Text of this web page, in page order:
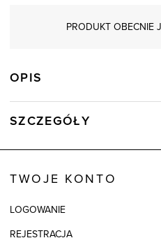
PRODUKT OBECNIE
OPIS
SZCZEGÓŁY
Kolor
Model
TWOJE KONTO
LOGOWANIE
REJESTRACJA